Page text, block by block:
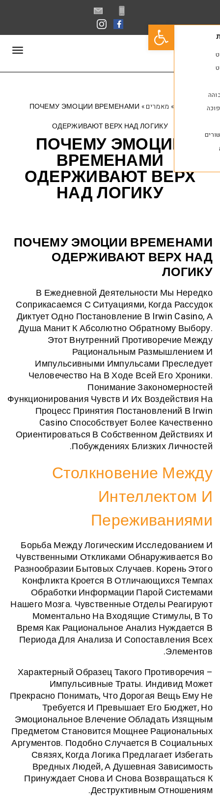
פתח סרגל נגישות
»מאמרים
ПОЧЕМУ ЭМОЦИИ ВРЕМЕНАМИ
ОДЕРЖИВАЮТ ВЕРХ НАД ЛОГИКУ
ПОЧЕМУ
ВРЕМЕНАМИ
ОДЕРЖИВАЮТ
НАД ЛОГИКУ
ПОЧЕМУ ЭМОЦИИ
ОДЕРЖИВАЮТ
В Ежедневной Деятельности
Соприкасаемся С Ситуациями, Когда
Диктует Одно Постановление В
Душа Манит К Абсолютно
Этот Внутренний
Рациональным
Импульсивными Импульсами
Человечество На В Ходе Всей
Понимание
Функционирования Чувств И Их
Процесс Принятия
Casino Способствует Более
Ориентироваться В Собственном
Побуждениях Близких
Столкновение
Борьба Между Логическим
Чувственными Откликами
Разнообразии Бытовых Случаев.
Конфликта Кроется В
Обработки Информации Парой
Нашего Мозга. Чувственные Отделы
Моментально На Входящие
Время Как Рациональное Анализ
Периода Для Анализа И
Характерный Образец Такого
Импульсивные Траты.
Прекрасно Понимать, Что Дорогая
Требуется И Превышает Его
Эмоциональное Влечение
Предметом Становится Мощнее
Аргументов. Подобно Случается В
Связях, Когда Логика
Вредных Людей, А Душевная
Принуждает Снова И Снова
Деструктивным